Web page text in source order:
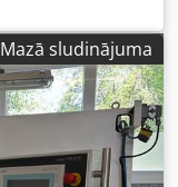
Mazā sludinājuma